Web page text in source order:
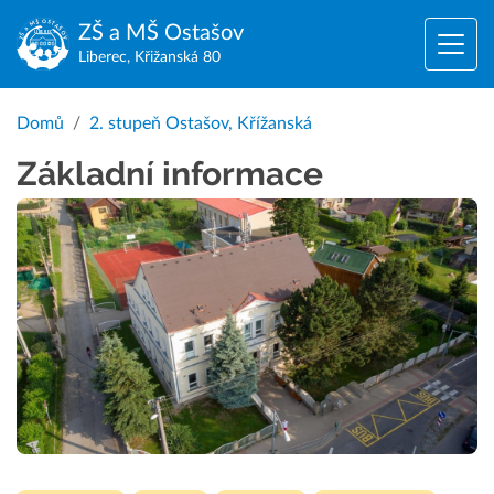
ZŠ a MŠ Ostašov
Liberec, Křižanská 80
Domů 2. stupeň Ostašov, Křížanská
Základní informace